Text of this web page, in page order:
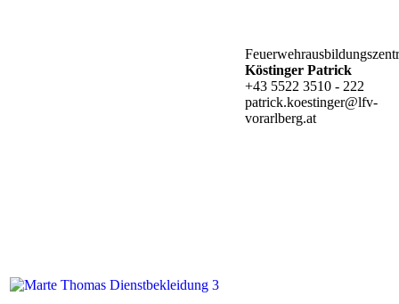
Köstinger Patrick
+43 5522 3510 - 222
patrick.koestinger@lfv-
vorarlberg.at